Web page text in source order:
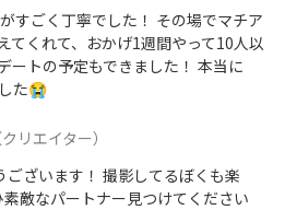
すごく丁寧でした！ その場でマチア
てくれて、おかげ1週間やって10人以
ートの予定もできました！ 本当に
た😭
クリエイター）
ざいます！ 撮影してるぼくも楽
敵なパートナー見つけてください